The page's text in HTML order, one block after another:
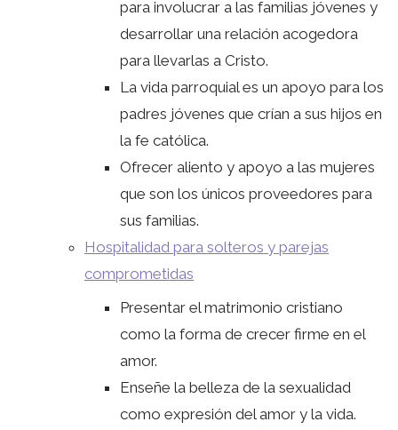
para involucrar a las familias jóvenes y
desarrollar una relación acogedora
para llevarlas a Cristo.
La vida parroquial es un apoyo para los
padres jóvenes que crían a sus hijos en
la fe católica.
Ofrecer aliento y apoyo a las mujeres
que son los únicos proveedores para
sus familias.
Hospitalidad para solteros y parejas
comprometidas
Presentar el matrimonio cristiano
como la forma de crecer firme en el
amor.
Enseñe la belleza de la sexualidad
como expresión del amor y la vida.